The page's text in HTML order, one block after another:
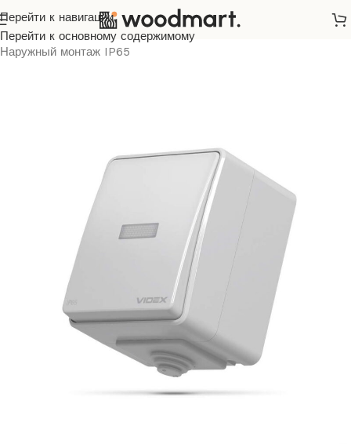
Перейти к навигации
Перейти к основному содержимому
Главная/ Розетки и выключатели/
Наружный монтаж IP65